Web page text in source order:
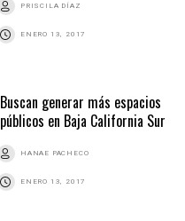
PRISCILA DÍAZ
ENERO 13, 2017
Buscan generar más espacios
públicos en Baja California Sur
HANAE PACHECO
ENERO 13, 2017